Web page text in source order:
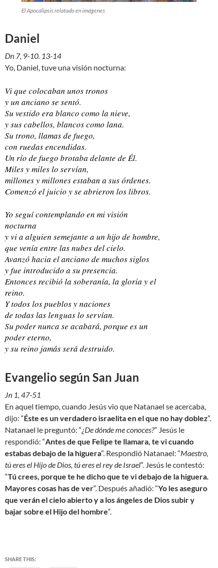
El Apocalipsis relatado en imágenes
Daniel
Dn 7, 9-10. 13-14
Yo, Daniel, tuve una visión nocturna:
Vi que colocaban unos tronos
y un anciano se sentó.
Su vestido era blanco como la nieve,
y sus cabellos, blancos como lana.
Su trono, llamas de fuego,
con ruedas encendidas.
Un río de fuego brotaba delante de Él.
Miles y miles lo servían,
millones y millones estaban a sus órdenes.
Comenzó el juicio y se abrieron los libros.
Yo seguí contemplando en mi visión
nocturna
y vi a alguien semejante a un hijo de hombre,
que venía entre las nubes del cielo.
Avanzó hacia el anciano de muchos siglos
y fue introducido a su presencia.
Entonces recibió la soberanía, la gloria y el
reino.
Y todos los pueblos y naciones
de todas las lenguas lo servían.
Su poder nunca se acabará, porque es un
poder eterno,
y su reino jamás será destruido.
Evangelio según San Juan
Jn 1, 47-51
En aquel tiempo, cuando Jesús vio que Natanael se acercaba,
dijo: “Éste es un verdadero israelita en el que no hay doblez“.
Natanael le preguntó: “¿De dónde me conoces?” Jesús le
respondió: “Antes de que Felipe te llamara, te vi cuando
estabas debajo de la higuera“. Respondió Natanael: “Maestro,
tú eres el Hijo de Dios, tú eres el rey de Israel“. Jesús le contestó:
“Tú crees, porque te he dicho que te vi debajo de la higuera.
Mayores cosas has de ver“. Después añadió: “Yo les aseguro
que verán el cielo abierto y a los ángeles de Dios subir y
bajar sobre el Hijo del hombre“.
SHARE THIS: